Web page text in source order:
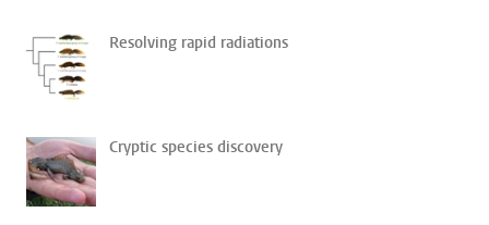
Resolving rapid radiations
Cryptic species discovery